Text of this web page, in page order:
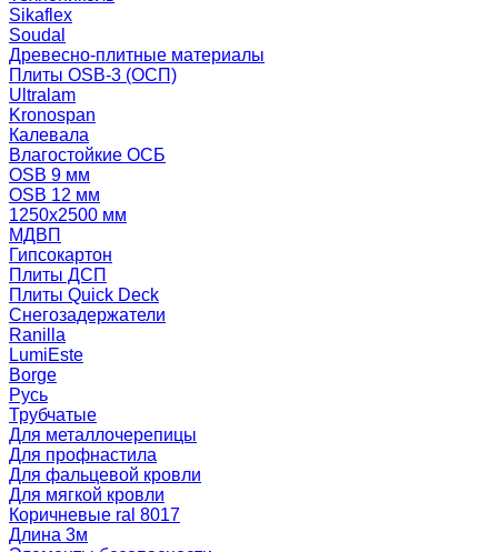
Sikaflex
Soudal
Древесно-плитные материалы
Плиты OSB-3 (ОСП)
Ultralam
Kronospan
Калевала
Влагостойкие ОСБ
OSB 9 мм
OSB 12 мм
1250х2500 мм
МДВП
Гипсокартон
Плиты ДСП
Плиты Quick Deck
Снегозадержатели
Ranilla
LumiEste
Borge
Русь
Трубчатые
Для металлочерепицы
Для профнастила
Для фальцевой кровли
Для мягкой кровли
Коричневые ral 8017
Длина 3м